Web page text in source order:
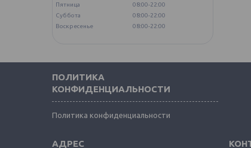
Пятница
08:00-22:00
Суббота
08:00-22:00
Воскресенье
08:00-22:00
ПОЛИТИКА
КОНФИДЕНЦИАЛЬНОСТИ
Политика конфиденциальности